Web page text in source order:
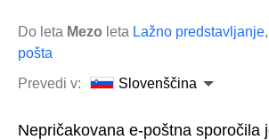
Do leta Mezo leta Lažno predstavljanje,
pošta
Prevedi v:
Slovenščina
Nepričakovana e-poštna sporočila